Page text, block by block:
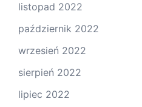
listopad 2022
październik 2022
wrzesień 2022
sierpień 2022
lipiec 2022